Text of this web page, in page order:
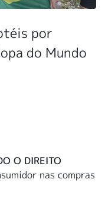
por
do Mundo
O DIREITO
nas compras